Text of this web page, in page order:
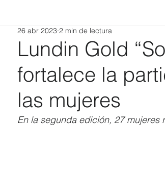
Lundin Gold
fortalece la
las mujeres
26 abr 2023 2 min de lectura
En la segunda edición, 27